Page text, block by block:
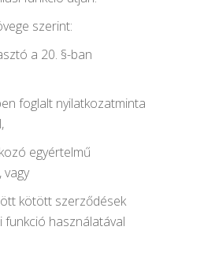
szerint:
a 20. §-ban
foglalt nyilatkozatminta
egyértelmű
vagy
kötött szerződések
funkció használatával